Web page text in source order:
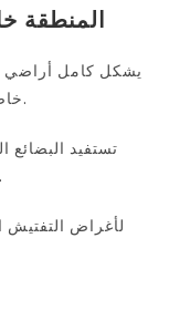
المنطقة
يشكل كامل أراضي
خاصا، منفصلا عن الإقليم الجمركي الوطني.
تستفيد
الحقوق والضرائب لدى الإيراد والتصدير.
لأغراض التفتيش